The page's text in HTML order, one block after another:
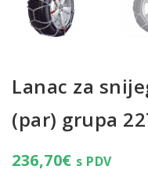
Lanac za
(par) grupa
236,70€ s PDV